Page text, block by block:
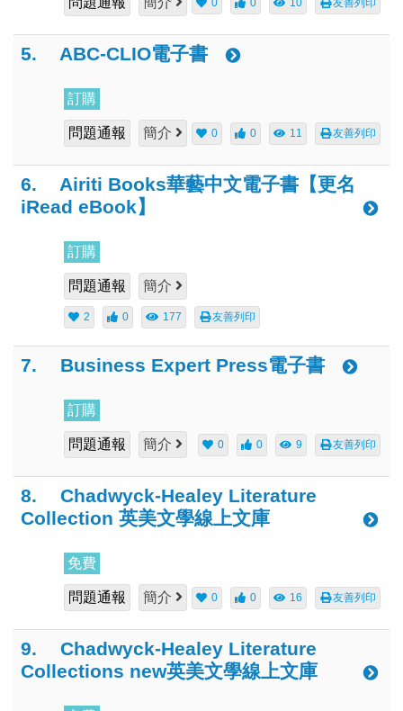
0 0 10 友善列印
5. ABC-CLIO電子書
訂購
問題通報 簡介 0 0 11 友善列印
6.
Airiti Books華藝中文電子書【更名
iRead eBook】
訂購
問題通報 簡介
2 0 177 友善列印
7. Business Expert Press電子書
訂購
問題通報 簡介 0 0 9 友善列印
8.
Chadwyck-Healey Literature
Collection 英美文學線上文庫
免費
問題通報 簡介 0 0 16 友善列印
9.
Chadwyck-Healey Literature
Collections new英美文學線上文庫